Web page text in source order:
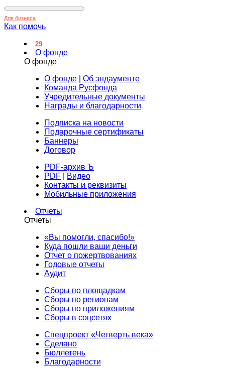
Для бизнеса
Как помочь
29
О фонде
О фонде
О фонде
Об эндаументе
Команда Русфонда
Учредительные документы
Награды и благодарности
Подписка на новости
Подарочные сертификаты
Баннеры
Договор
PDF-архив Ъ
PDF
Видео
Контакты и реквизиты
Мобильные приложения
Отчеты
Отчеты
«Вы помогли, спасибо!»
Куда пошли ваши деньги
Отчет о пожертвованиях
Годовые отчеты
Аудит
Сборы по площадкам
Сборы по регионам
Сборы по приложениям
Сборы в соцсетях
Спецпроект «Четверть века»
Сделано
Бюллетень
Благодарности